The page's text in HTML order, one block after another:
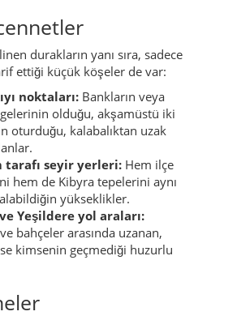
durakların yanı sıra, sadece
ettiği küçük köşeler de var:
noktaları: Bankların veya
olduğu, akşamüstü iki
oturduğu, kalabalıktan uzak
tarafı seyir yerleri: Hem ilçe
hem de Kibyra tepelerini aynı
yükseklikler.
Yeşildere yol araları:
bahçeler arasında uzanan,
kimsenin geçmediği huzurlu